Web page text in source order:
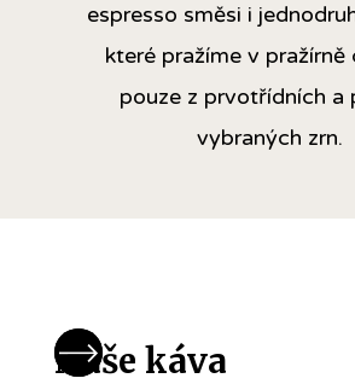
espresso směsi i
které pražíme v pražírně
pouze z prvotřídních a
vybraných zrn.
Naše káva